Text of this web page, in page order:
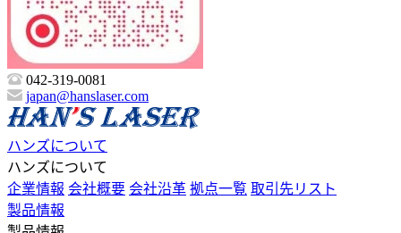
042-319-0081
japan@hanslaser.com
ハンズについて
ハンズについて
企業情報 会社概要 会社沿革 拠点一覧 取引先リスト
製品情報